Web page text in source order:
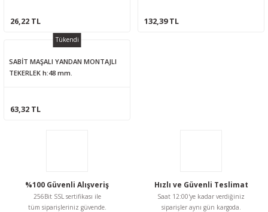
26,22 TL 132,39 TL
Tükendi
SABİT MAŞALI YANDAN MONTAJLI
TEKERLEK h:48 mm.
63,32 TL
%100 Güvenli Alışveriş
256Bit SSL sertifikası ile
tüm siparişleriniz güvende.
Hızlı ve Güvenli Teslimat
Saat 12:00'ye kadar verdiğiniz
siparişler aynı gün kargoda.